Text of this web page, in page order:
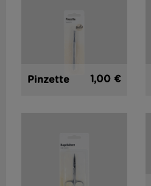
Pinzette 1,00 €